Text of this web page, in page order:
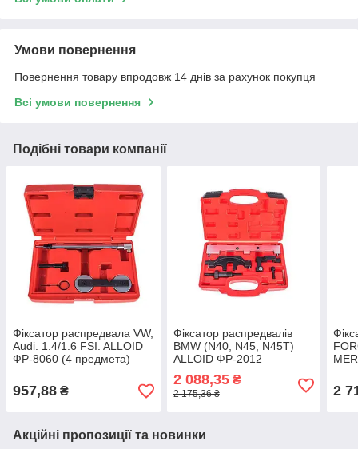
Умови повернення
Повернення товару впродовж 14 днів за рахунок покупця
Всі умови повернення
Подібні товари компанії
Фіксатор распредвала VW,
Audi. 1.4/1.6 FSI. ALLOID
ФР-8060 (4 предмета)
957,88 ₴
Фіксатор распредвалів
BMW (N40, N45, N45T)
ALLOID ФР-2012
2 088,35₴
2 175,36 ₴ 2
Акційні пропозиції та новинки